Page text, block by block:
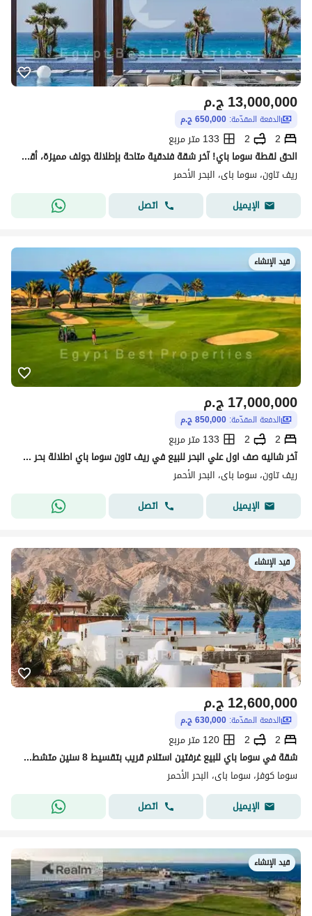
ج.م13,000,000
الدفعة المقدّمة: 650,000 ج.م
2
2
133 متر مربع
الحق لقطة سوما باي! آخر شقة فندقية متاحة بإطلالة جولف مميزة، أقل سعر، ادفع 5% فقط وقسط بعد سنة، متفوتش فرصتك
ريف تاون، سوما باى، البحر الأحمر
الإيميل
اتصل
قيد الإنشاء
ج.م17,000,000
الدفعة المقدّمة: 850,000 ج.م
2
2
133 متر مربع
آخر شاليه صف اول علي البحر للبيع في ريف تاون سوما باي اطلالة بحر مباشرة – غرفتين ومقدم 5% فقط وخصم 30% لفترة محدودة!!
ريف تاون، سوما باى، البحر الأحمر
الإيميل
اتصل
قيد الإنشاء
ج.م12,600,000
الدفعة المقدّمة: 630,000 ج.م
2
2
120 متر مربع
شقة في سوما باي للبيع غرفتين استلام قريب بتقسيط 8 سنين متشطب برايم لوكيشن بمقدم 5% علي 8 سنين - ديسكاوند 30 %
سوما كوفز، سوما باى، البحر الأحمر
الإيميل
اتصل
قيد الإنشاء